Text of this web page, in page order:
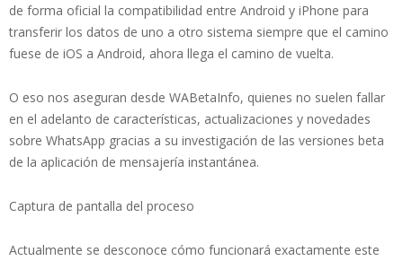
de forma oficial la compatibilidad entre Android y iPhone para
transferir los datos de uno a otro sistema siempre que el camino
fuese de iOS a Android, ahora llega el camino de vuelta.
O eso nos aseguran desde WABetaInfo, quienes no suelen fallar
en el adelanto de características, actualizaciones y novedades
sobre WhatsApp gracias a su investigación de las versiones beta
de la aplicación de mensajería instantánea.
Captura de pantalla del proceso
Actualmente se desconoce cómo funcionará exactamente este